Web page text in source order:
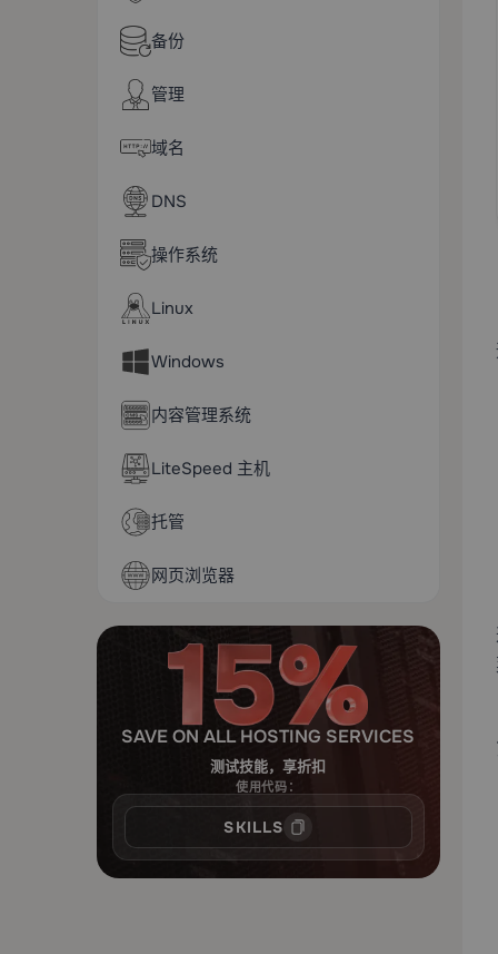
备份
管理
域名
DNS
操作系统
Linux
Windows
内容管理系统
LiteSpeed 主机
托管
网页浏览器
SAVE ON ALL HOSTING SERVICES
测试技能，享折扣
使用代码：
SKILLS